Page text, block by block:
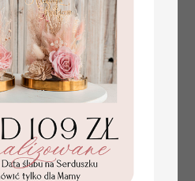
2.4 PLN/ 3.00 PLN